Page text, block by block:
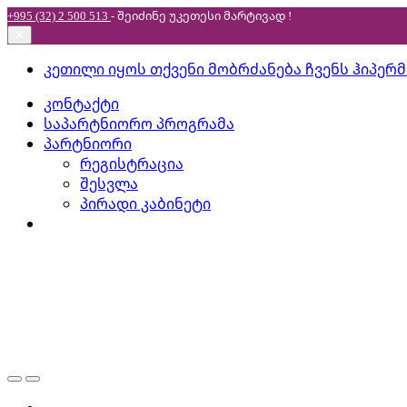
+995 (32) 2 500 513 - შეიძინე უკეთესიმარტივად !
Skip
navigation
Skip
content
კეთილი იყოს თქვენი მობრძანება ჩვენს
კონტაქტი
საპარტნიორო პროგრამა
პარტნიორი
რეგისტრაცია
შესვლა
პირადი კაბინეტი